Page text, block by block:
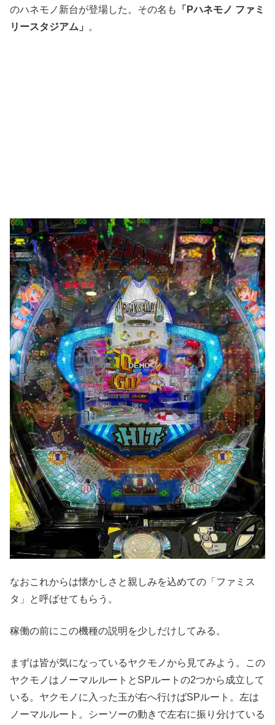
のハネモノ新台が登場した。その名も
「Pハネモノ ファミ
リースタジアム」
。
なおこれからは懐かしさと親しみを込めての「ファミス
タ」と呼ばせてもらう。
稼働の前にこの機種の説明を少しだけしてみる。
まずは皆が気になっているヤクモノから見てみよう。この
ヤクモノはノーマルルートとSPルートの2つから成立して
いる。ヤクモノに入った玉が右へ行けばSPルート。左は
ノーマルルート。シーソーの動きで左右に振り分けている